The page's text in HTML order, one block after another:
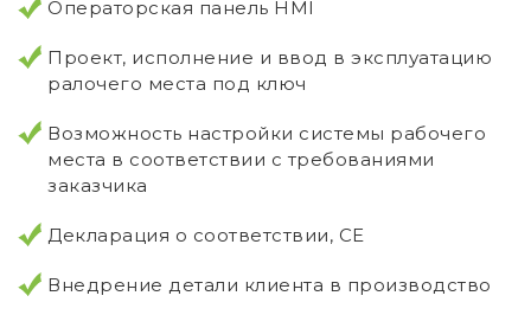
Операторская панель HMI
Проект, исполнение и ввод в эксплуатацию
ралочего места под ключ
Возможность настройки системы рабочего
места в соответствии с требованиями
заказчика
Декларация о соответствии, CE
Внедрение детали клиента в производство